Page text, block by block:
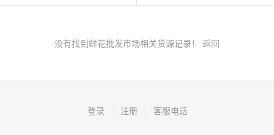
没有找到鲜花批发市场相关货源记录！ 返回
登录 注册 客服电话